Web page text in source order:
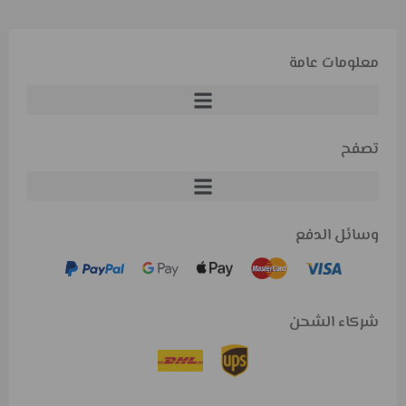
معلومات عامة
تصفح
وسائل الدفع
شركاء الشحن